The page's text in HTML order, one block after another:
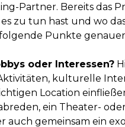
Partner. Bereits das
zu tun hast und wo
Punkte
oder Interessen?
kulturelle
Location
ein Theater-
gemeinsam ein